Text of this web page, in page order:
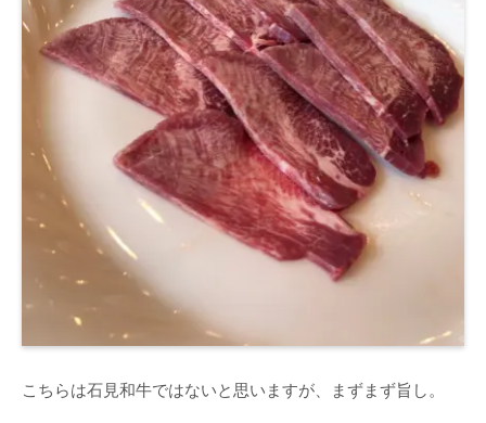
こちらは石見和牛ではないと思いますが、まずまず旨し。